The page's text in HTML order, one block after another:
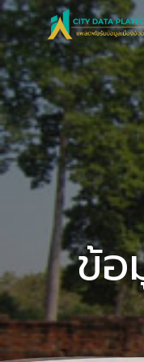
Skip
content
ข้อ